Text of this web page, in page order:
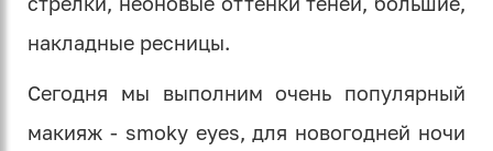
накладные ресницы.
Сегодня мы выполним очень популярный
макияж - smoky eyes, для новогодней ночи